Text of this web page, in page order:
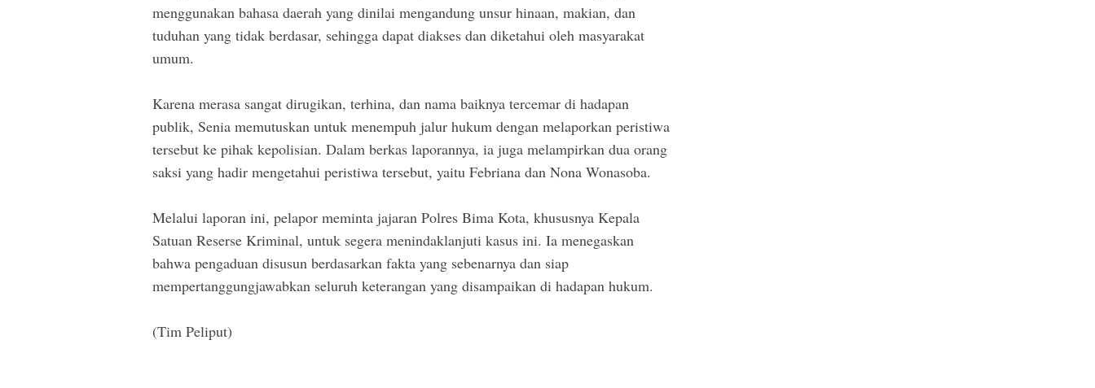
menggunakan bahasa daerah yang dinilai mengandung unsur hinaan, makian, dan
tuduhan yang tidak berdasar, sehingga dapat diakses dan diketahui oleh masyarakat
umum.
Karena merasa sangat dirugikan, terhina, dan nama baiknya tercemar di hadapan
publik, Senia memutuskan untuk menempuh jalur hukum dengan melaporkan peristiwa
tersebut ke pihak kepolisian. Dalam berkas laporannya, ia juga melampirkan dua orang
saksi yang hadir mengetahui peristiwa tersebut, yaitu Febriana dan Nona Wonasoba.
Melalui laporan ini, pelapor meminta jajaran Polres Bima Kota, khususnya Kepala
Satuan Reserse Kriminal, untuk segera menindaklanjuti kasus ini. Ia menegaskan
bahwa pengaduan disusun berdasarkan fakta yang sebenarnya dan siap
mempertanggungjawabkan seluruh keterangan yang disampaikan di hadapan hukum.
(Tim Peliput)